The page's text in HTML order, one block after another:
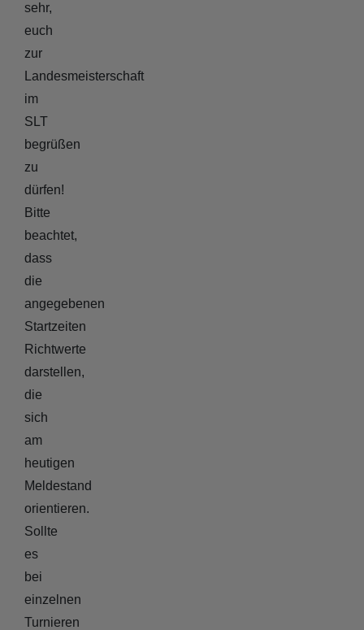
sehr,
euch
zur
Landesmeisterschaft
im
SLT
begrüßen
zu
dürfen!
Bitte
beachtet,
dass
die
angegebenen
Startzeiten
Richtwerte
darstellen,
die
sich
am
heutigen
Meldestand
orientieren.
Sollte
es
bei
einzelnen
Turnieren